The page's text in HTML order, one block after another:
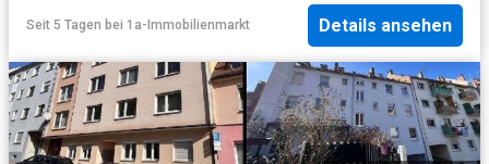
Seit 5 Tagen bei 1a-Immobilienmarkt Details ansehen